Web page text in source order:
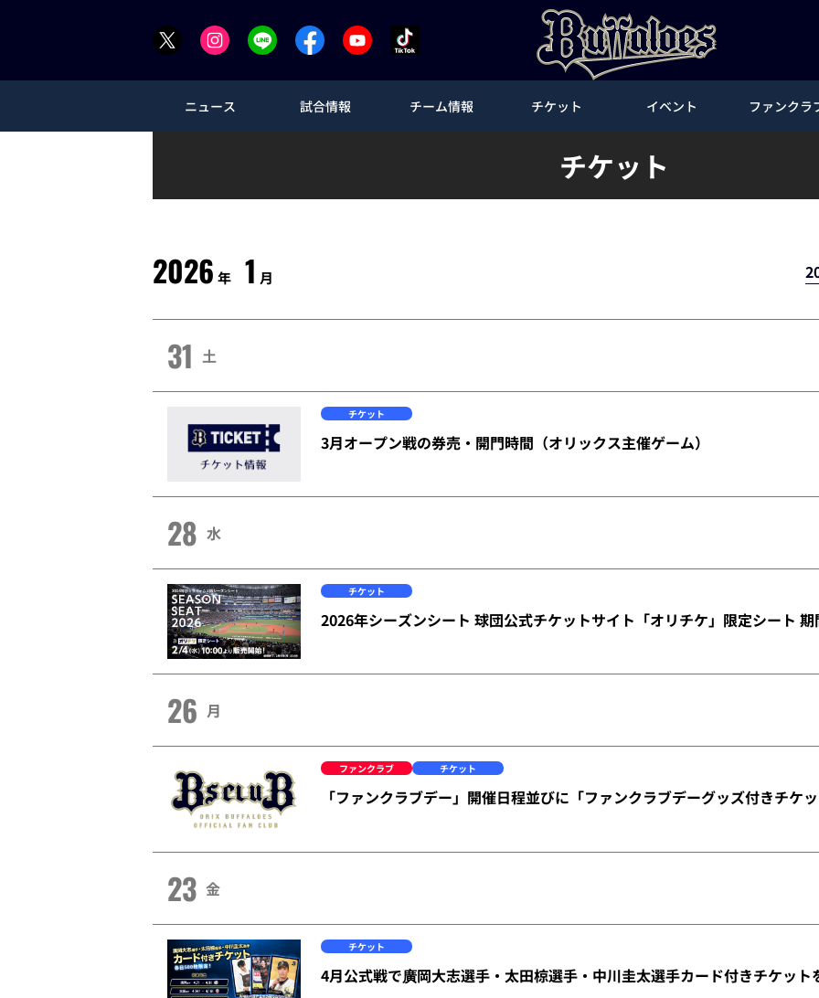
ニュース 試合情報 チーム情報 チケット イベント ファンクラ
チケット
2026 年 1 月
31 土
チケット
3月オープン戦の券売・開門時間（オリックス主催ゲーム）
28 水
チケット
2026年シーズンシート 球団公式チケットサイト「オリチケ」限定シート
26 月
ファンクラブ チケット
「ファンクラブデー」開催日程並びに「ファンクラブデーグッズ付きチケ
23 金
チケット
4月公式戦で廣岡大志選手・太田椋選手・中川圭太選手カード付きチケット